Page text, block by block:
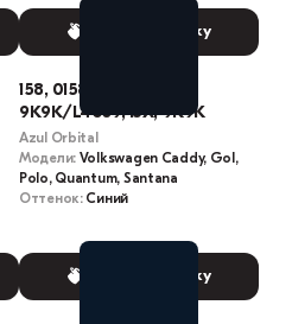
Выбрать краску
158, 0158, L4039, 4039,
9K9K/L4039, I5X, 9K9K
Azul Orbital
Модели: Volkswagen Caddy, Gol,
Polo, Quantum, Santana
Оттенок: Синий
Выбрать краску